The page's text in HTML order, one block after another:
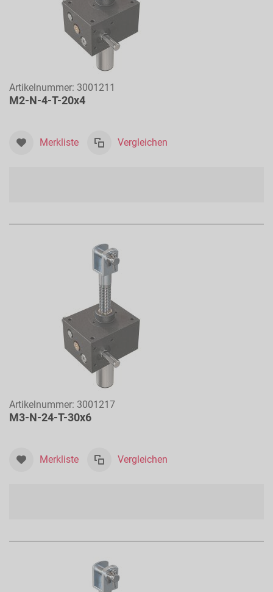
Artikelnummer: 3001211
M2-N-4-T-20x4
Merkliste Vergleichen
Artikelnummer: 3001217
M3-N-24-T-30x6
Merkliste Vergleichen